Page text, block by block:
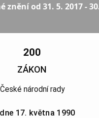
zněníod 31. 5. 2017 -
200
ZÁKON
České národní rady
17. května 1990